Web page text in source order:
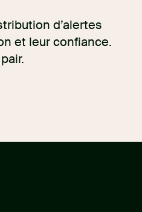
d’alertes
et leur confiance.